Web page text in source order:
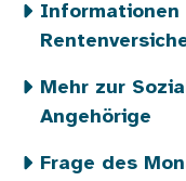
Informationen
Mehr zur
Angehörige
Frage des